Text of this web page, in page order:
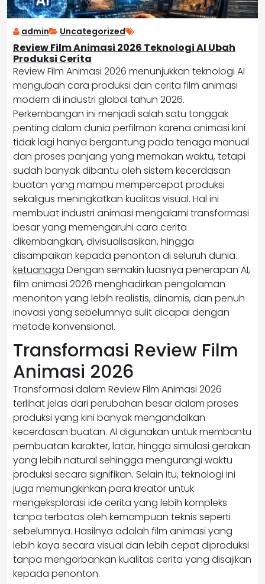
admin Uncategorized
Review Film Animasi 2026 Teknologi AI Ubah
Produksi Cerita
Review Film Animasi 2026 menunjukkan teknologi AI
mengubah cara produksi dan cerita film animasi
modern di industri global tahun 2026.
Perkembangan ini menjadi salah satu tonggak
penting dalam dunia perfilman karena animasi kini
tidak lagi hanya bergantung pada tenaga manual
dan proses panjang yang memakan waktu, tetapi
sudah banyak dibantu oleh sistem kecerdasan
buatan yang mampu mempercepat produksi
sekaligus meningkatkan kualitas visual. Hal ini
membuat industri animasi mengalami transformasi
besar yang memengaruhi cara cerita
dikembangkan, divisualisasikan, hingga
disampaikan kepada penonton di seluruh dunia.
ketuanaga Dengan semakin luasnya penerapan AI,
film animasi 2026 menghadirkan pengalaman
menonton yang lebih realistis, dinamis, dan penuh
inovasi yang sebelumnya sulit dicapai dengan
metode konvensional.
Transformasi Review Film
Animasi 2026
Transformasi dalam Review Film Animasi 2026
terlihat jelas dari perubahan besar dalam proses
produksi yang kini banyak mengandalkan
kecerdasan buatan. AI digunakan untuk membantu
pembuatan karakter, latar, hingga simulasi gerakan
yang lebih natural sehingga mengurangi waktu
produksi secara signifikan. Selain itu, teknologi ini
juga memungkinkan para kreator untuk
mengeksplorasi ide cerita yang lebih kompleks
tanpa terbatas oleh kemampuan teknis seperti
sebelumnya. Hasilnya adalah film animasi yang
lebih kaya secara visual dan lebih cepat diproduksi
tanpa mengorbankan kualitas cerita yang disajikan
kepada penonton.